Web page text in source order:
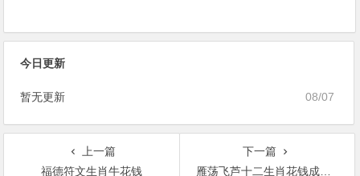
今日更新
08/07
暂无更新
上一篇
福德符文生肖牛花钱
下一篇
雁荡飞芦十二生肖花钱成交价